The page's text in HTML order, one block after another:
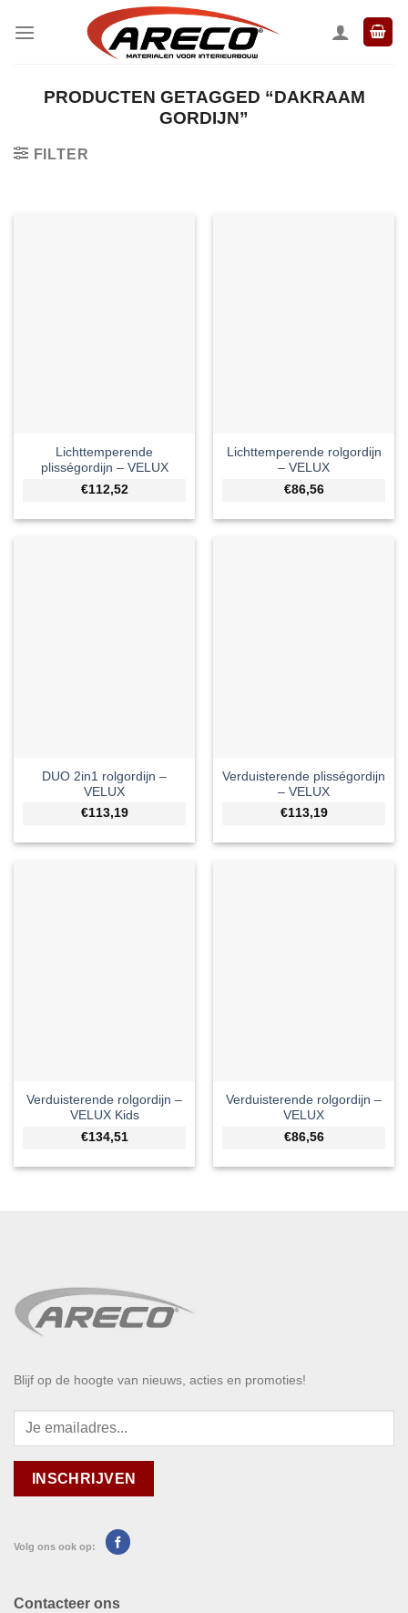
naar
PRODUCTEN GETAGGED “DAKRAAM
GORDIJN”
FILTER
Lichttemperende
plisségordijn – VELUX
€112,52
Lichttemperende rolgordijn
– VELUX
€86,56
DUO 2in1 rolgordijn –
VELUX
€113,19
Verduisterende plisségordijn
– VELUX
€113,19
Verduisterende rolgordijn –
VELUX Kids
€134,51
Verduisterende rolgordijn –
VELUX
€86,56
Blijf op de hoogte van nieuws, acties en promoties!
Volg ons ook op:
Contacteer ons